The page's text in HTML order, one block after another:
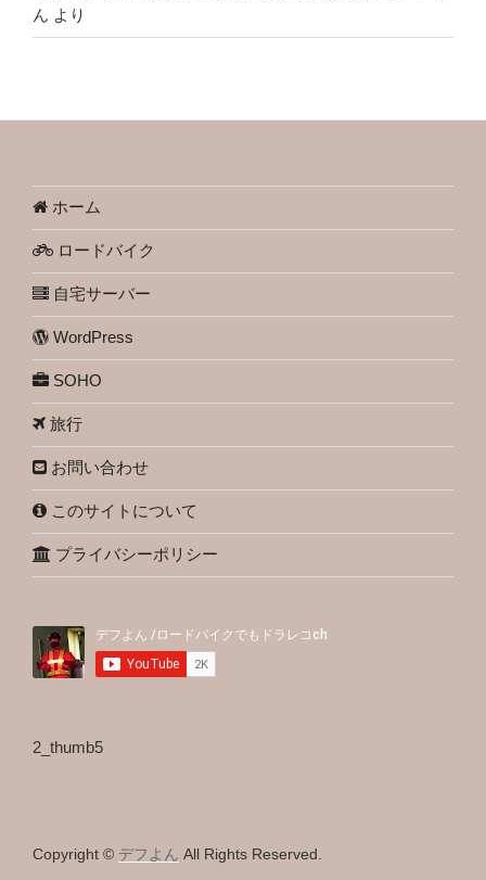
ん より
ホーム
ロードバイク
自宅サーバー
WordPress
SOHO
旅行
お問い合わせ
このサイトについて
プライバシーポリシー
2_thumb5
Copyright © デフよん All Rights Reserved.